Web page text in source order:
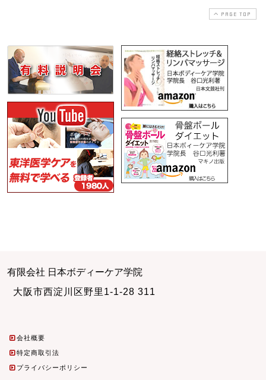
PAGE TOP
有限会社 日本ボディーケア学院
大阪市西淀川区野里1-1-28 311
会社概要
特定商取引法
プライバシーポリシー